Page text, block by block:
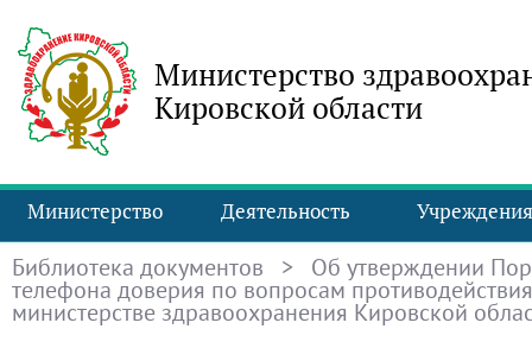
Министерство
Кировской области
Министерство Деятельность Учреждения
Библиотека документов > Об утверждении
телефона доверия по вопросам
министерстве здравоохранения Кировской